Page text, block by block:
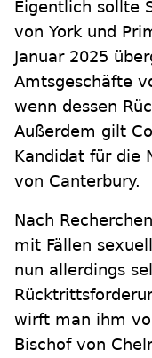
Eigentlich sollte
von York und
Januar 2025
Amtsgeschäfte
wenn dessen
Außerdem gilt
Kandidat für die
von Canterbury.
Nach
mit Fällen
nun allerdings
wirft man ihm
Bischof von